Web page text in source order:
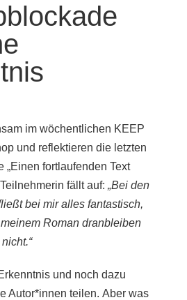
im wöchentlichen KEEP
und reflektieren die letzten
„Einen fortlaufenden Text
fällt auf: „Bei den
bei mir alles fantastisch,
Roman dranbleiben
und noch dazu
Autor*innen teilen. Aber was